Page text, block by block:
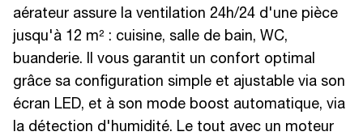
aérateur assure la ventilation 24h/24 d'une pièce
jusqu'à 12 m² : cuisine, salle de bain, WC,
buanderie. Il vous garantit un confort optimal
grâce sa configuration simple et ajustable via son
écran LED, et à son mode boost automatique, via
la détection d'humidité. Le tout avec un moteur